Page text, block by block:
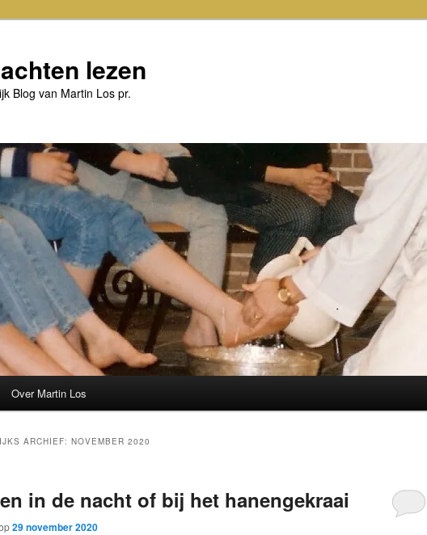
lezen
Blog van Martin Los pr.
Over Martin Los
ARCHIEF: NOVEMBER 2020
in de nacht of bij het hanengekraai
29 november 2020